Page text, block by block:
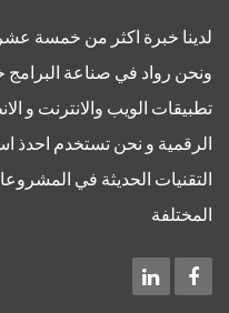
لدينا خبرة اكثر من خمسة
ونحن رواد في صناعة البرامج
تطبيقات الويب والانترنت و
الرقمية و نحن تستخدم احدذ
التقنيات الحديثة في
المختلفة